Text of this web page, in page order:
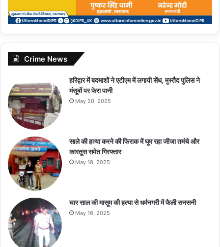
Crime News
हरिद्वार में बदमाशों ने एटीएम में लगायी सेंध, मुस्तैद पुलिस ने
मंसूबों पर फेरा पानी
May 20, 2025
साले की हत्या करने की फिराक में घूम रहा जीजा तमंचे और
कारतूस समेत गिरफ्तार
May 18, 2025
चार साल की मासूम की हत्या से धर्मनगरी में फैली सनसनी
May 16, 2025